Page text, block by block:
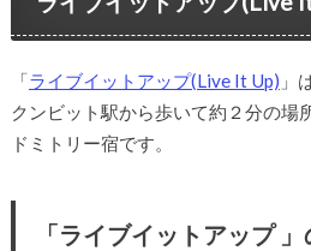
「ライブイットアップ(Live It Up) 」
クンビット駅から歩いて約２分の場
ドミトリー宿です。
「ライブイットアップ